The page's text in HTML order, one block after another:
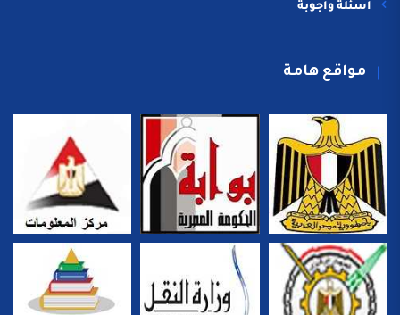
اسئلة واجوبة
مواقع هامة